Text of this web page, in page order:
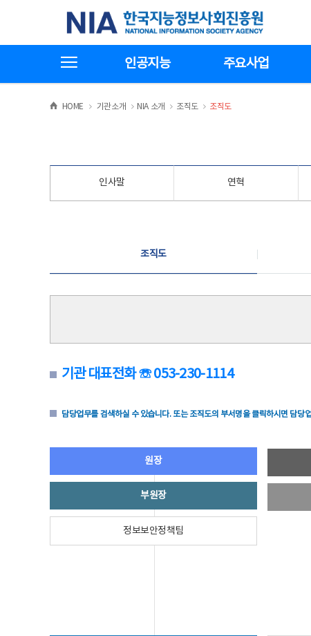
기
한국지능정보사회진흥원
인공지능 주요사업
HOME >
기관소개 >NIA 소개 >
조직도 >
조직도
인사말 연혁
조직도
기관 대표전화 ☏ 053-230-1114
담당업무를 검색하실 수 있습니다. 또는 조직도의 부서명을 클릭하시면 담당
원장
부원장
정보보안정책팀